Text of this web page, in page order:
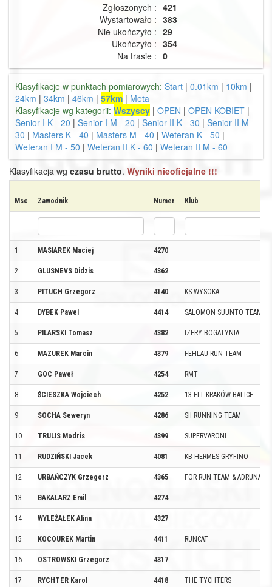
Zgłoszonych : 421
Wystartowało : 383
Nie ukończyło : 29
Ukończyło : 354
Na trasie : 0
Klasyfikacje w punktach pomiarowych: Start | 0.01km | 10km |
24km | 34km | 46km | 57km | Meta
Klasyfikacje wg kategorii: Wszyscy | OPEN | OPEN KOBIET |
Senior I K - 20 | Senior I M - 20 | Senior II K - 30 | Senior II M -
30 | Masters K - 40 | Masters M - 40 | Weteran K - 50 |
Weteran I M - 50 | Weteran II K - 60 | Weteran II M - 60
Klasyfikacja wg czasu brutto. Wyniki nieoficjalne !!!
Msc Zawodnik Numer Klub
1 MASIAREK Maciej 4270
2 GLUSNEVS Didzis 4362
3 PITUCH Grzegorz 4140 KS WYSOKA
4 DYBEK Pawel 4414 SALOMON SUUNTO TEAM
5 PILARSKI Tomasz 4382 IZERY BOGATYNIA
6 MAZUREK Marcin 4379 FEHLAU RUN TEAM
7 GOC Paweł 4254 RMT
8 ŚCIESZKA Wojciech 4252 13 ELT KRAKÓW-BALICE
9 SOCHA Seweryn 4286 SII RUNNING TEAM
10 TRULIS Modris 4399 SUPERVARONI
11 RUDZIŃSKI Jacek 4081 KB HERMES GRYFINO
12 URBAŃCZYK Grzegorz 4365 FOR RUN TEAM &
13 BAKALARZ Emil 4274
14 WYLEŻAŁEK Alina 4327
15 KOCOUREK Martin 4411 RUNCAT
16 OSTROWSKI Grzegorz 4317
17 RYCHTER Karol 4418 THE TYCHTERS